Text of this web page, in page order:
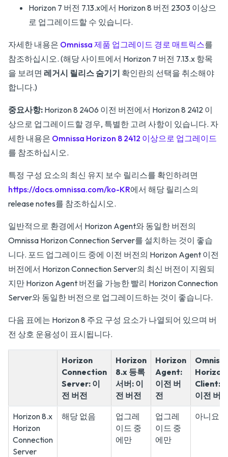
Horizon 7 버전 7.13.x에서 Horizon 8 버전 2303 이상으
로 업그레이드할 수 있습니다.
자세한 내용은 Omnissa 제품 업그레이드 경로 매트릭스를
참조하십시오. (해당 사이트에서 Horizon 7 버전 7.13.x 항목
을 보려면 레거시 릴리스 숨기기 확인란의 선택을 취소해야
합니다.)
중요사항: Horizon 8 2406 이전 버전에서 Horizon 8 2412 이
상으로 업그레이드할 경우, 특별한 고려 사항이 있습니다. 자
세한 내용은 Omnissa Horizon 8 2412 이상으로 업그레이드
를 참조하십시오.
특정 구성 요소의 최신 유지 보수 릴리스를 확인하려면
https://docs.omnissa.com/ko-KR에서 해당 릴리스의
release notes를 참조하십시오.
일반적으로 환경에서 Horizon Agent와 동일한 버전의
Omnissa Horizon Connection Server를 설치하는 것이 좋습
니다. 포드 업그레이드 중에 이전 버전의 Horizon Agent 이전
버전에서 Horizon Connection Server의 최신 버전이 지원되
지만 Horizon Agent 버전을 가능한 빨리 Horizon Connection
Server와 동일한 버전으로 업그레이드하는 것이 좋습니다.
다음 표에는 Horizon 8 주요 구성 요소가 나열되어 있으며 버
전 상호 운용성이 표시됩니다.
Horizon
Connection
Server: 이
전 버전
Horizon
8.x 등록
서버: 이
전 버전
Horizon
Agent:
이전 버
전
Horizon
Client:
이전 버
Horizon 8.x
Horizon
Connection
Server
해당 없음
업그레
이드 중
에만
업그레
이드 중
에만
아니요